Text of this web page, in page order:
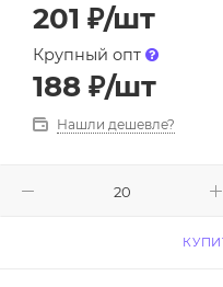
201 ₽/шт
Крупный опт
188 ₽/шт
Нашли дешевле?